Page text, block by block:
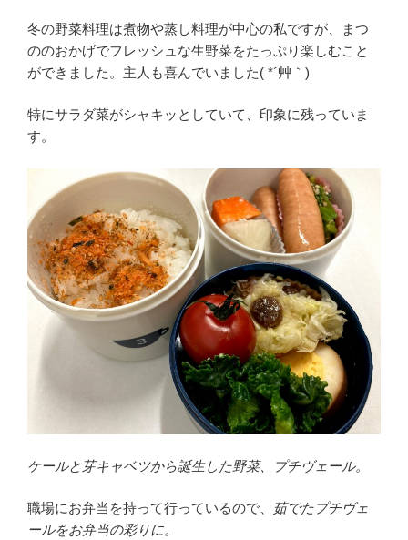
冬の野菜料理は煮物や蒸し料理が中心の私ですが、まつ
ののおかげでフレッシュな生野菜をたっぷり楽しむこと
ができました。主人も喜んでいました( *´艸｀)
特にサラダ菜がシャキッとしていて、印象に残っていま
す。
ケールと芽キャベツから誕生した野菜、プチヴェール。
職場にお弁当を持って行っているので、 茹でたプチヴェ
ールをお弁当の彩りに。